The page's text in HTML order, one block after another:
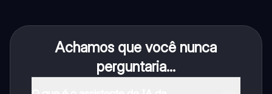
Achamos que você nunca
perguntaria...